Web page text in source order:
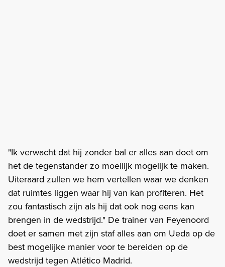
"Ik verwacht dat hij zonder bal er alles aan doet om
het de tegenstander zo moeilijk mogelijk te maken.
Uiteraard zullen we hem vertellen waar we denken
dat ruimtes liggen waar hij van kan profiteren. Het
zou fantastisch zijn als hij dat ook nog eens kan
brengen in de wedstrijd." De trainer van Feyenoord
doet er samen met zijn staf alles aan om Ueda op de
best mogelijke manier voor te bereiden op de
wedstrijd tegen Atlético Madrid.